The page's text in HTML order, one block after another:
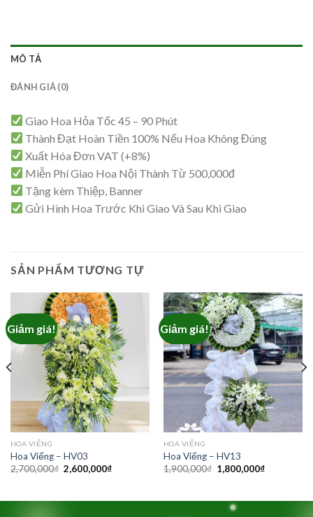
MÔ TẢ
ĐÁNH GIÁ (0)
Giao Hoa Hỏa Tốc 45 – 90 Phút
Thành Đạt Hoàn Tiền 100% Nếu Hoa Không Đúng
Xuất Hóa Đơn VAT (+8%)
Miễn Phí Giao Hoa Nội Thành Từ 500,000đ
Tặng kèm Thiệp, Banner
Gửi Hình Hoa Trước Khi Giao Và Sau Khi Giao
SẢN PHẨM TƯƠNG TỰ
Giảm giá!
HOA VIẾNG
Hoa Viếng – HV03
2,700,000₫ Giá
gốc
2,600,000₫Giá
2,600,000₫.
Giảm giá!
HOA VIẾNG
Hoa Viếng – HV13
1,900,000₫ Giá
gốc
1,800,000₫Giá